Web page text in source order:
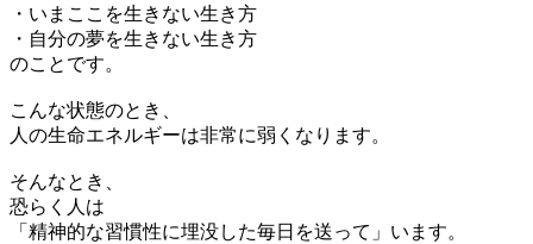
・いまここを生きない生き方
・自分の夢を生きない生き方
のことです。
こんな状態のとき、
人の生命エネルギーは非常に弱くなります。
そんなとき、
恐らく人は
「精神的な習慣性に埋没した毎日を送って」います。